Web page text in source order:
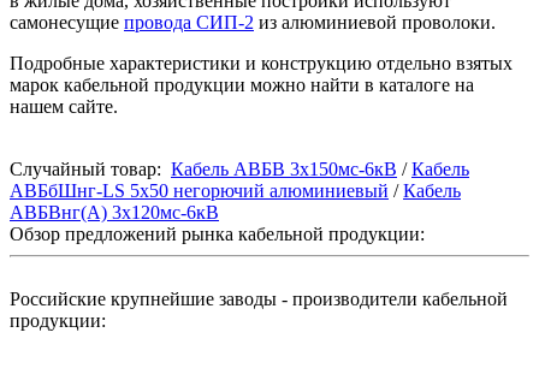
самонесущие провода СИП-2 из алюминиевой проволоки.
Подробные характеристики и конструкцию отдельно взятых
марок кабельной продукции можно найти в каталоге на
нашем сайте.
Случайный товар: Кабель АВБВ 3х150мс-6кВ /Кабель
АВБбШнг-LS 5x50 негорючий алюминиевый /Кабель
АВБВнг(А) 3х120мс-6кВ
Обзор предложений рынка кабельной продукции:
Российские крупнейшие заводы - производители кабельной
продукции: